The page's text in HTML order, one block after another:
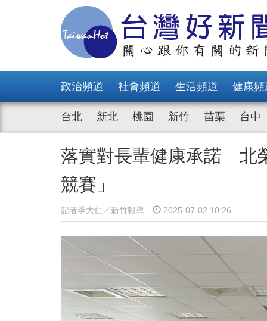
政治頻道 社會頻道 生活頻道 健康頻
台北 新北 桃園 新竹 苗栗 台中
落實對長輩健康承諾 北
競賽」
記者季大仁／新竹報導 2025-07-02 10:26